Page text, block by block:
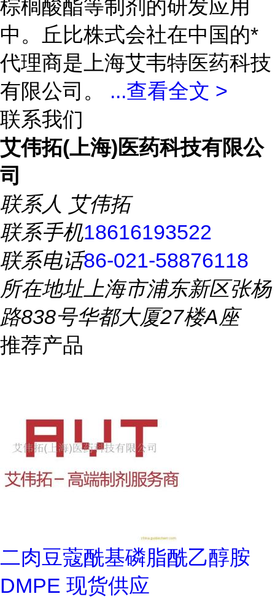
棕榈酸酯等制剂的研发应用
中。丘比株式会社在中国的*
代理商是上海艾韦特医药科技
有限公司。 ...查看全文 >
联系我们
艾伟拓(上海)医药科技有限公
司
联系人 艾伟拓
联系手机18616193522
联系电话86-021-58876118
所在地址上海市浦东新区张杨
路838号华都大厦27楼A座
推荐产品
二肉豆蔻酰基磷脂酰乙醇胺
DMPE 现货供应